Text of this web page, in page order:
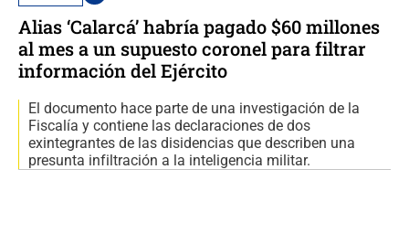
Alias ‘Calarcá’ habría pagado $60 millones
al mes a un supuesto coronel para filtrar
información del Ejército
El documento hace parte de una investigación de la
Fiscalía y contiene las declaraciones de dos
exintegrantes de las disidencias que describen una
presunta infiltración a la inteligencia militar.